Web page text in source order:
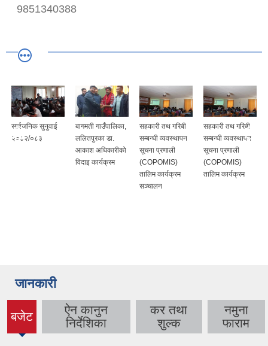
9851340388
सार्वजनिक सुनुवाई
२०८२/०८३
बागमती गाउँपालिका,
ललितपुरका डा.
आकाश अधिकारीको
विदाइ कार्यक्रम
सहकारी तथ गरिबी
सम्बन्धी व्यवस्थापन
सूचना प्रणाली
(COPOMIS)
तालिम कार्यक्रम
सञ्चालन
सहकारी तथ गरिबी
सम्बन्धी व्यवस्थापन
सूचना प्रणाली
(COPOMIS)
तालिम कार्यक्रम
जानकारी
बजेट
(active
tab)
ऐन कानुन
निर्देशिका
कर तथा
शुल्क
नमुना
फाराम